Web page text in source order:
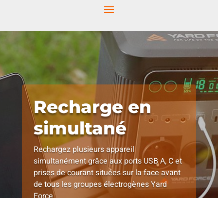
Recharge en
simultané
Rechargez plusieurs appareil
simultanément grâce aux ports USB A, C et
prises de courant situées sur la face avant
de tous les groupes électrogènes Yard